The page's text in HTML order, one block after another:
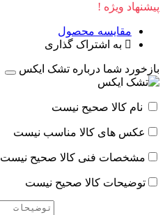
پیشنهاد ویژه !
مقایسه محصول
به اشتراک گذاری
بازخورد شما درباره تشک ایکس
نام کالا صحیح نیست
عکس های کالا مناسب نیست
مشخصات فنی کالا صحیح نیست
توضیحات کالا صحیح نیست